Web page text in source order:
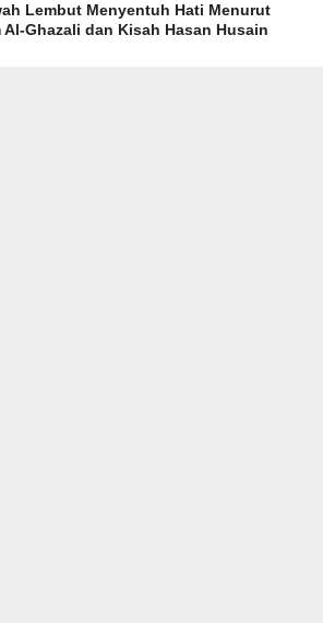
Lembut Menyentuh Hati Menurut
Al-Ghazali dan Kisah Hasan Husain